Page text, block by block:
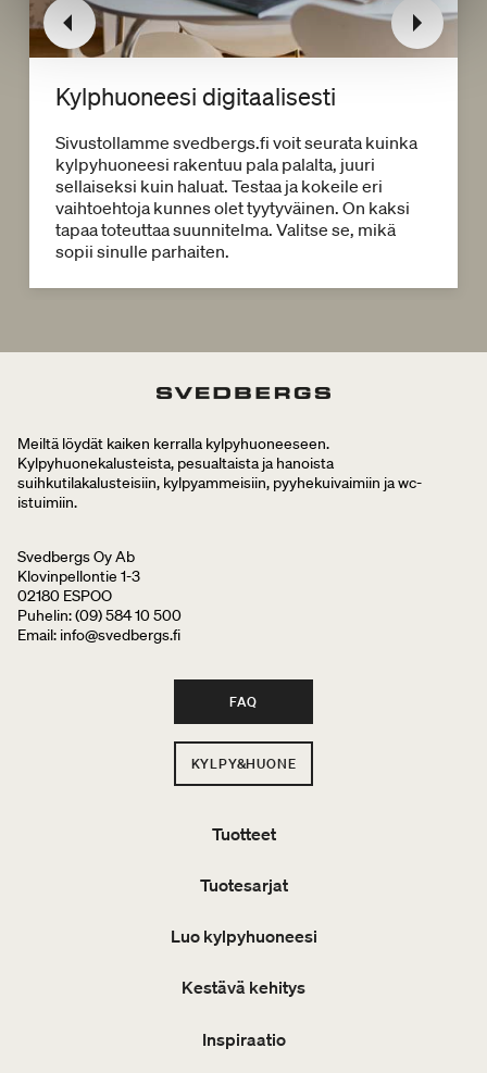
Kylphuoneesi digitaalisesti
Sivustollamme svedbergs.fi voit seurata kuinka
kylpyhuoneesi rakentuu pala palalta, juuri
sellaiseksi kuin haluat. Testaa ja kokeile eri
vaihtoehtoja kunnes olet tyytyväinen. On kaksi
tapaa toteuttaa suunnitelma. Valitse se, mikä
sopii sinulle parhaiten.
Meiltä löydät kaiken kerralla kylpyhuoneeseen.
Kylpyhuonekalusteista, pesualtaista ja hanoista
suihkutilakalusteisiin, kylpyammeisiin, pyyhekuivaimiin ja wc-
istuimiin.
Svedbergs Oy Ab
Klovinpellontie 1-3
02180 ESPOO
Puhelin: (09) 584 10 500
Email: info@svedbergs.fi
FAQ
KYLPY&HUONE
Tuotteet
Tuotesarjat
Luo kylpyhuoneesi
Kestävä kehitys
Inspiraatio